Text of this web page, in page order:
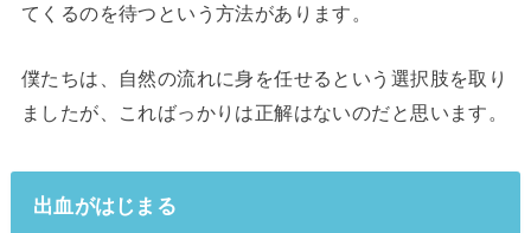
てくるのを待つという方法があります。
僕たちは、自然の流れに身を任せるという選択肢を取り
ましたが、こればっかりは正解はないのだと思います。
出血がはじまる